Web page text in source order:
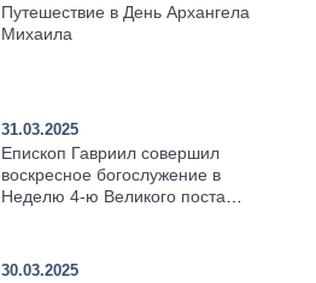
Путешествие в День Архангела
Михаила
31.03.2025
Епископ Гавриил совершил
воскресное богослужение в
Неделю 4-ю Великого поста
30.03.2025